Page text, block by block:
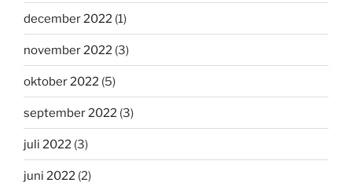
december 2022 (1)
november 2022 (3)
oktober 2022 (5)
september 2022 (3)
juli 2022 (3)
juni 2022 (2)